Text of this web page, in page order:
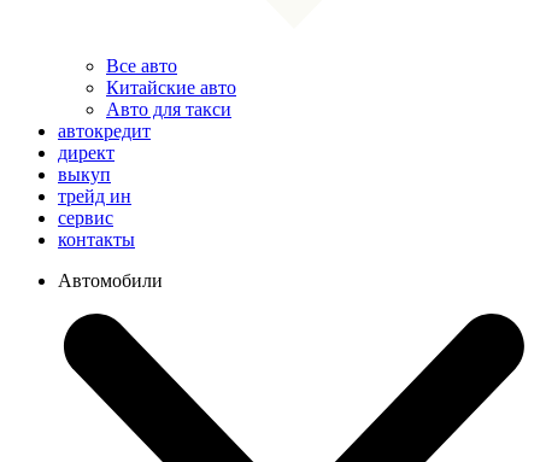
Все авто
Китайские авто
Авто для такси
автокредит
директ
выкуп
трейд ин
сервис
контакты
Автомобили